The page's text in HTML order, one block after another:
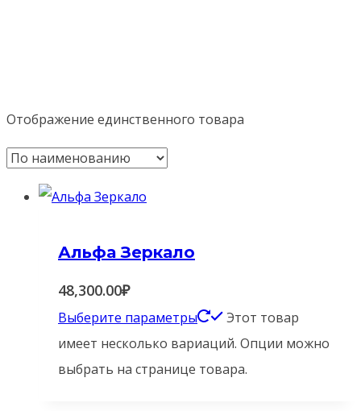
Отображение единственного товара
Альфа Зеркало
48,300.00₽
Выберите параметры
Этот товар
имеет несколько вариаций. Опции можно
выбрать на странице товара.